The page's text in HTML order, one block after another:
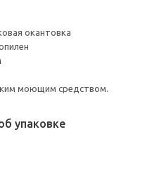
окантовка
моющим средством.
упаковке